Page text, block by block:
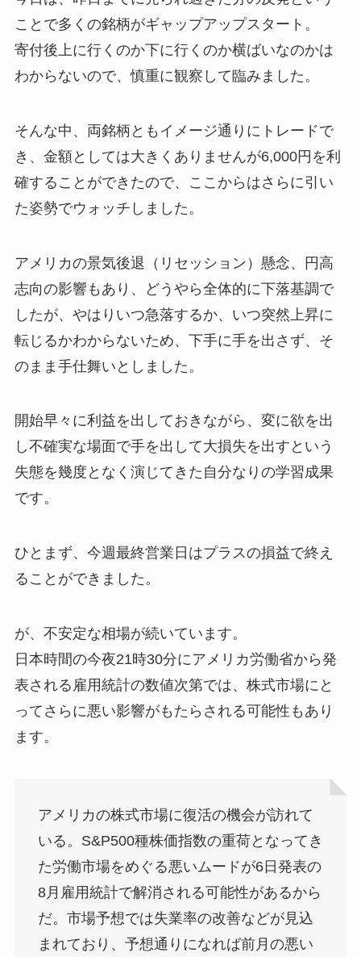
ことで多くの銘柄がギャップアップスタート。
寄付後上に行くのか下に行くのか横ばいなのかは
わからないので、慎重に観察して臨みました。
そんな中、両銘柄ともイメージ通りにトレードで
き、金額としては大きくありませんが6,000円を利
確することができたので、ここからはさらに引い
た姿勢でウォッチしました。
アメリカの景気後退（リセッション）懸念、円高
志向の影響もあり、どうやら全体的に下落基調で
したが、やはりいつ急落するか、いつ突然上昇に
転じるかわからないため、下手に手を出さず、そ
のまま手仕舞いとしました。
開始早々に利益を出しておきながら、変に欲を出
し不確実な場面で手を出して大損失を出すという
失態を幾度となく演じてきた自分なりの学習成果
です。
ひとまず、今週最終営業日はプラスの損益で終え
ることができました。
が、不安定な相場が続いています。
日本時間の今夜21時30分にアメリカ労働省から発
表される雇用統計の数値次第では、株式市場にと
ってさらに悪い影響がもたらされる可能性もあり
ます。
アメリカの株式市場に復活の機会が訪れて
いる。S&P500種株価指数の重荷となってき
た労働市場をめぐる悪いムードが6日発表の
8月雇用統計で解消される可能性があるから
だ。市場予想では失業率の改善などが見込
まれており、予想通りになれば前月の悪い